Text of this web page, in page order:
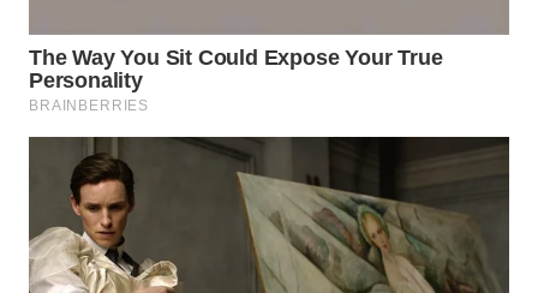
WAHANA
TRAVEL
WAHANA
TV
WAHANANEWS
ID